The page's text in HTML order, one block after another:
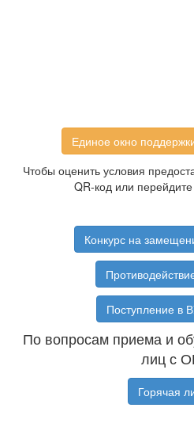
Единое окно
Чтобы оценить условия
QR-код или
Конкурс на
Поступление в
По вопросам приема и
лиц с
Горячая